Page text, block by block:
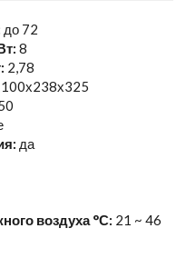
до 72
8
2,78
да
воздуха °С: 21 ~ 46